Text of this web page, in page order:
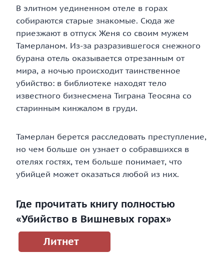
В элитном уединенном отеле в горах
собираются старые знакомые. Сюда же
приезжают в отпуск Женя со своим мужем
Тамерланом. Из-за разразившегося снежного
бурана отель оказывается отрезанным от
мира, а ночью происходит таинственное
убийство: в библиотеке находят тело
известного бизнесмена Тиграна Теосяна со
старинным кинжалом в груди.
Тамерлан берется расследовать преступление,
но чем больше он узнает о собравшихся в
отелях гостях, тем больше понимает, что
убийцей может оказаться любой из них.
Где прочитать книгу полностью
«Убийство в Вишневых горах»
Литнет